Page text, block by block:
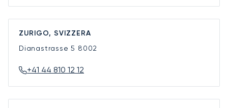
ZURIGO, SVIZZERA
Dianastrasse 5 8002
+41 44 810 12 12